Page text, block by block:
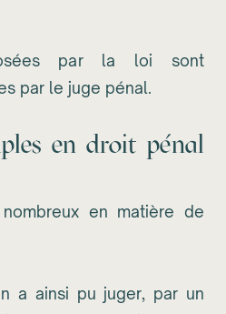
par la loi sont
par le juge pénal.
en droit pénal
en matière de
a ainsi pu juger, par un